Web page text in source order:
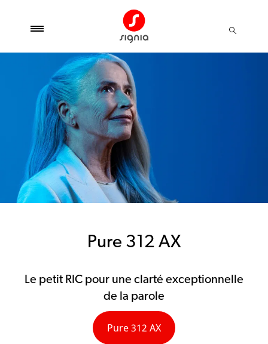
Pure 312 AX
Le petit RIC pour une clarté exceptionnelle
de la parole
Pure 312 AX